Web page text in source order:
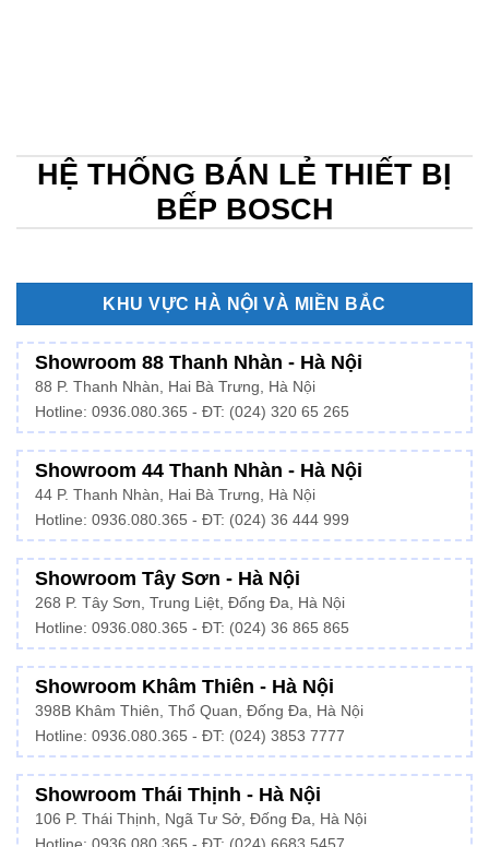
HỆ THỐNG BÁN LẺ THIẾT BỊ
BẾP BOSCH
KHU VỰC HÀ NỘI VÀ MIỀN BẮC
Showroom 88 Thanh Nhàn - Hà Nội
88 P. Thanh Nhàn, Hai Bà Trưng, Hà Nội
Hotline: 0936.080.365 - ĐT: (024) 320 65 265
Showroom 44 Thanh Nhàn - Hà Nội
44 P. Thanh Nhàn, Hai Bà Trưng, Hà Nội
Hotline: 0936.080.365 - ĐT: (024) 36 444 999
Showroom Tây Sơn - Hà Nội
268 P. Tây Sơn, Trung Liệt, Đống Đa, Hà Nội
Hotline: 0936.080.365 - ĐT: (024) 36 865 865
Showroom Khâm Thiên - Hà Nội
398B Khâm Thiên, Thổ Quan, Đống Đa, Hà Nội
Hotline: 0936.080.365 - ĐT: (024) 3853 7777
Showroom Thái Thịnh - Hà Nội
106 P. Thái Thịnh, Ngã Tư Sở, Đống Đa, Hà Nội